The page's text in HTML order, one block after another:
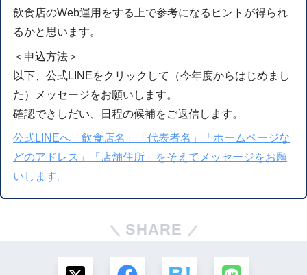
飲食店のWeb運用をする上で参考になるヒントが得られ
るかと思います。
＜申込方法＞
以下、公式LINEをクリックして（今年度からはじめまし
た）メッセージをお願いします。
確認できしだい、日程の候補をご返信します。
公式LINEへ「飲食店名」「代表者名」「ホームページな
どのアドレス」「店舗住所」をそえてメッセージをお願
いします。
SHARE